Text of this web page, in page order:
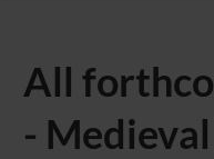
All
-